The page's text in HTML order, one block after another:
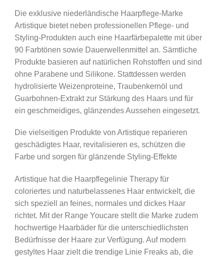
Die exklusive niederländische Haarpflege-Marke
Artistique bietet neben professionellen Pflege- und
Styling-Produkten auch eine Haarfärbepalette mit über
90 Farbtönen sowie Dauerwellenmittel an. Sämtliche
Produkte basieren auf natürlichen Rohstoffen und sind
ohne Parabene und Silikone. Stattdessen werden
hydrolisierte Weizenproteine, Traubenkernöl und
Guarbohnen-Extrakt zur Stärkung des Haars und für
ein geschmeidiges, glänzendes Aussehen eingesetzt.
Die vielseitigen Produkte von Artistique reparieren
geschädigtes Haar, revitalisieren es, schützen die
Farbe und sorgen für glänzende Styling-Effekte
Artistique hat die Haarpflegelinie Therapy für
coloriertes und naturbelassenes Haar entwickelt, die
sich speziell an feines, normales und dickes Haar
richtet. Mit der Range Youcare stellt die Marke zudem
hochwertige Haarbäder für die unterschiedlichsten
Bedürfnisse der Haare zur Verfügung. Auf modern
gestyltes Haar zielt die trendige Linie Freaks ab, die